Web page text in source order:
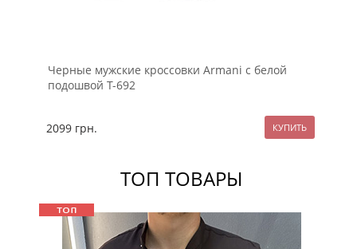
Черные мужские кроссовки Armani с белой
подошвой Т-692
2099 грн.
ТОП ТОВАРЫ